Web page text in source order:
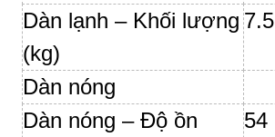
Dàn lạnh – Khối lượng
(kg)
7.5
Dàn nóng
Dàn nóng – Độ ồn
54